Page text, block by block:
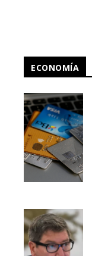
ECONOMÍA